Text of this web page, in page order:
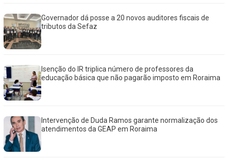
Governador dá posse a 20 novos auditores fiscais de
tributos da Sefaz
Isenção do IR triplica número de professores da
educação básica que não pagarão imposto em Roraima
Intervenção de Duda Ramos garante normalização dos
atendimentos da GEAP em Roraima